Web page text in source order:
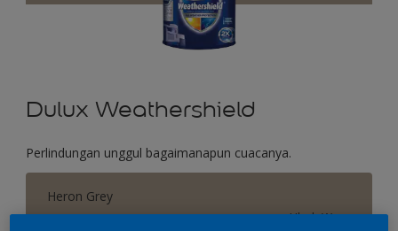
Dulux Weathershield
Perlindungan unggul bagaimanapun cuacanya.
Heron Grey
Ubah Warna